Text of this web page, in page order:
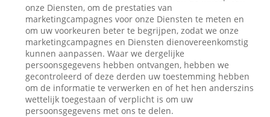
onze Diensten, om de prestaties van
marketingcampagnes voor onze Diensten te meten en
om uw voorkeuren beter te begrijpen, zodat we onze
marketingcampagnes en Diensten dienovereenkomstig
kunnen aanpassen. Waar we dergelijke
persoonsgegevens hebben ontvangen, hebben we
gecontroleerd of deze derden uw toestemming hebben
om de informatie te verwerken en of het hen anderszins
wettelijk toegestaan of verplicht is om uw
persoonsgegevens met ons te delen.